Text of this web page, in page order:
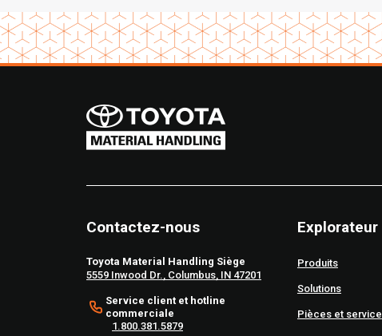
Contactez-nous
Toyota Material Handling Siège
5559 Inwood Dr., Columbus, IN 47201
Service client et hotline
commerciale
1.800.381.5879
Explorateur
Produits
Solutions
Pièces et service